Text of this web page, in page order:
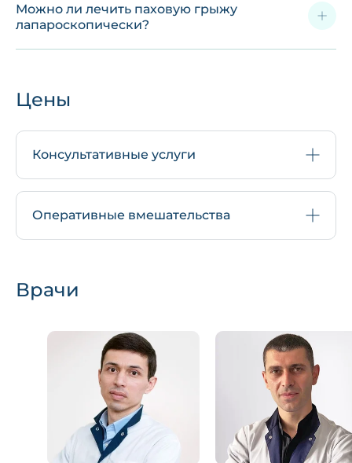
Можно ли лечить паховую грыжу
лапароскопически?
Цены
Консультативные услуги
Оперативные вмешательства
Врачи